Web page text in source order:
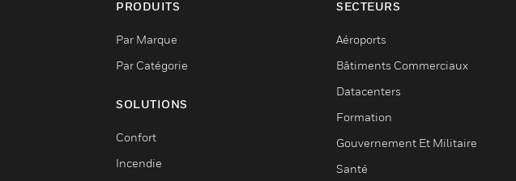
PRODUITS
Par Marque
Par Catégorie
SOLUTIONS
Confort
Incendie
SECTEURS
Aéroports
Bâtiments Commerciaux
Datacenters
Formation
Gouvernement Et Militaire
Santé